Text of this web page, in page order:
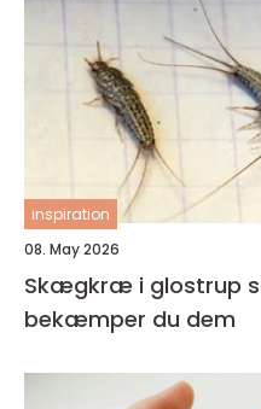
inspiration
08. May 2026
Skægkræ i glostrup sådan undgår og
bekæmper du dem